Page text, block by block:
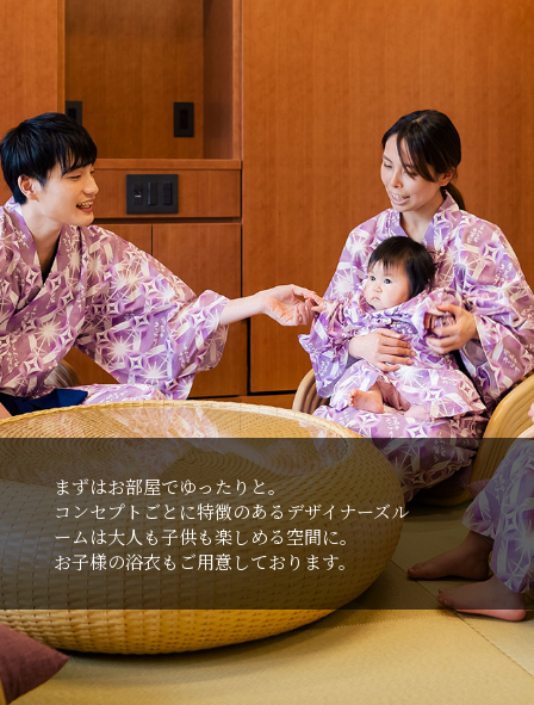
まずはお部屋でゆったりと。
コンセプトごとに特徴のあるデザイナーズル
ームは⼤⼈も⼦供も楽しめる空間に。
お⼦様の浴⾐もご⽤意しております。